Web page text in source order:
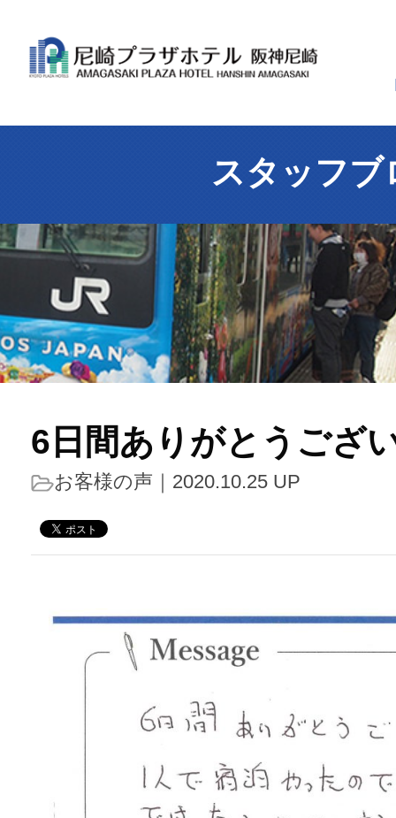
スタッフブ
6日間ありがとうござ
お客様の声 ｜2020.10.25 UP